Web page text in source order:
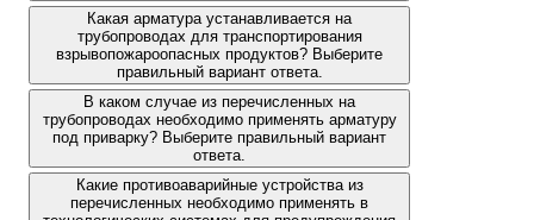
Какая арматура устанавливается на
трубопроводах для транспортирования
взрывопожароопасных продуктов? Выберите
правильный вариант ответа.
В каком случае из перечисленных на
трубопроводах необходимо применять арматуру
под приварку? Выберите правильный вариант
ответа.
Какие противоаварийные устройства из
перечисленных необходимо применять в